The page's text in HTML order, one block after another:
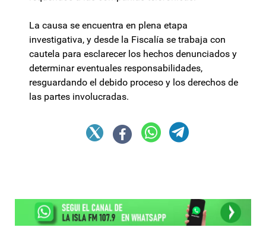
La causa se encuentra en plena etapa
investigativa, y desde la Fiscalía se trabaja con
cautela para esclarecer los hechos denunciados y
determinar eventuales responsabilidades,
resguardando el debido proceso y los derechos de
las partes involucradas.